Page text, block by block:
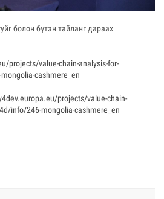
болон бүтэн тайланг дараах
projects/value-chain-analysis-for-
cashmere_en
projects/value-chain-
info/246-mongolia-cashmere_en